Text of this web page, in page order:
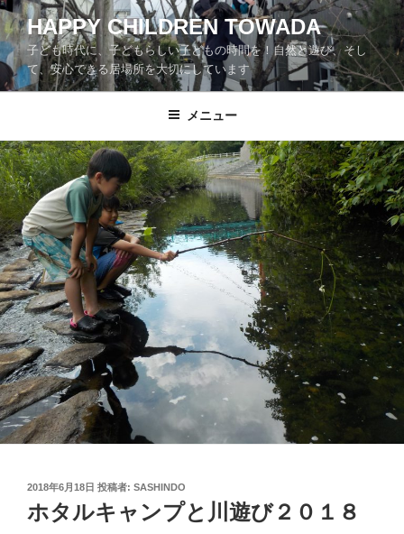
コ
ン
テ
ン
ツ
ス
キ
ッ
プ
HAPPY CHILDREN TOWADA
子ども時代に、子どもらしい子どもの時間を！自然と遊び、そし
て、安心できる居場所を大切にしています
メニュー
投
日:
2018年6月18日 投稿者: SASHINDO
ホタルキャンプと川遊び２０１８